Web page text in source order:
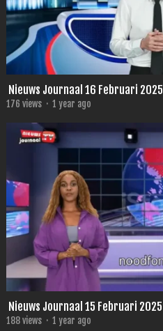
Nieuws Journaal 16 Februari 2025
176 views · 1 year ago
Nieuws Journaal 15 Februari 2025
188views · 1 year ago